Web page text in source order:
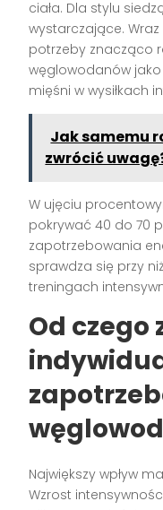
ciała. Dla stylu
wystarczające.
potrzeby znacząco
węglowodanów
mięśni w wysiłkach
Jak samemu
zwrócić
W ujęciu
pokrywać 40 do 70
zapotrzebowania
sprawdza się przy
treningach
Od czego
Największy wpływ
Wzrost